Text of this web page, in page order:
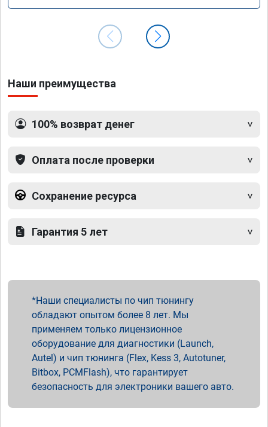
Наши преимущества
100% возврат денег
Оплата после проверки
Сохранение ресурса
Гарантия 5 лет
Наши специалисты по чип тюнингу
обладают опытом более 8 лет. Мы
применяем только лицензионное
оборудование для диагностики (Launch,
Autel) и чип тюнинга (Flex, Kess 3, Autotuner,
Bitbox, PCMFlash), что гарантирует
безопасность для электроники вашего авто.